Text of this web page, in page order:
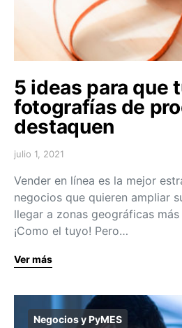
5 ideas para que
fotografías de
destaquen
julio 1, 2021
Vender en línea es la mejor
negocios que quieren ampliar
llegar a zonas geográficas
¡Como el tuyo! Pero…
Ver más
Negocios y PyMES